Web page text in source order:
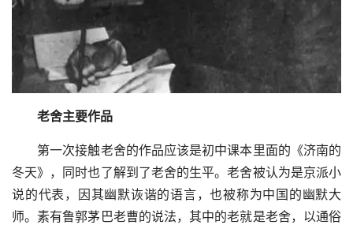
老舍主要作品
第一次接触老舍的作品应该是初中课本里面的《济南的
冬天》，同时也了解到了老舍的生平。老舍被认为是京派小
说的代表，因其幽默诙谐的语言，也被称为中国的幽默大
师。素有鲁郭茅巴老曹的说法，其中的老就是老舍，以通俗